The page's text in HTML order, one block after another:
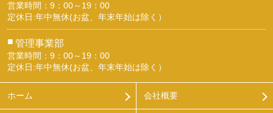
営業時間：9：00～19：00
定休日:年中無休(お盆、年末年始は除く）
■ 管理事業部
営業時間：9：00～19：00
定休日:年中無休(お盆、年末年始は除く）
ホーム 会社概要